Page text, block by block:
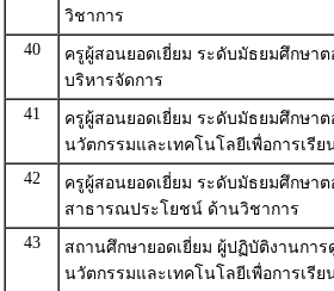
วิชาการ
40
ครูผู้สอนยอดเยี่ยม ระดับมัธยมศึกษา
บริหารจัดการ
41
ครูผู้สอนยอดเยี่ยม ระดับมัธยมศึกษา
นวัตกรรมและเทคโนโลยีเพื่อการเรีย
42
ครูผู้สอนยอดเยี่ยม ระดับมัธยมศึกษา
สาธารณประโยชน์ ด้านวิชาการ
43
สถานศึกษายอดเยี่ยม ผู้ปฏิบัติงานกา
นวัตกรรมและเทคโนโลยีเพื่อการเรีย